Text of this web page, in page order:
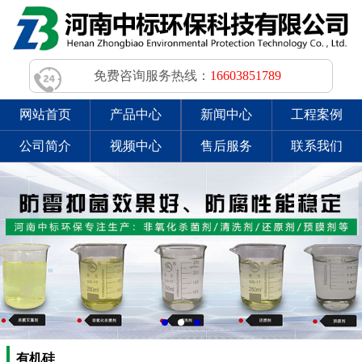
免费咨询服务热线： 16603851789
网站首页 产品中心 新闻中心 工程案例
公司简介 视频中心 售后服务 联系我们
有机硅